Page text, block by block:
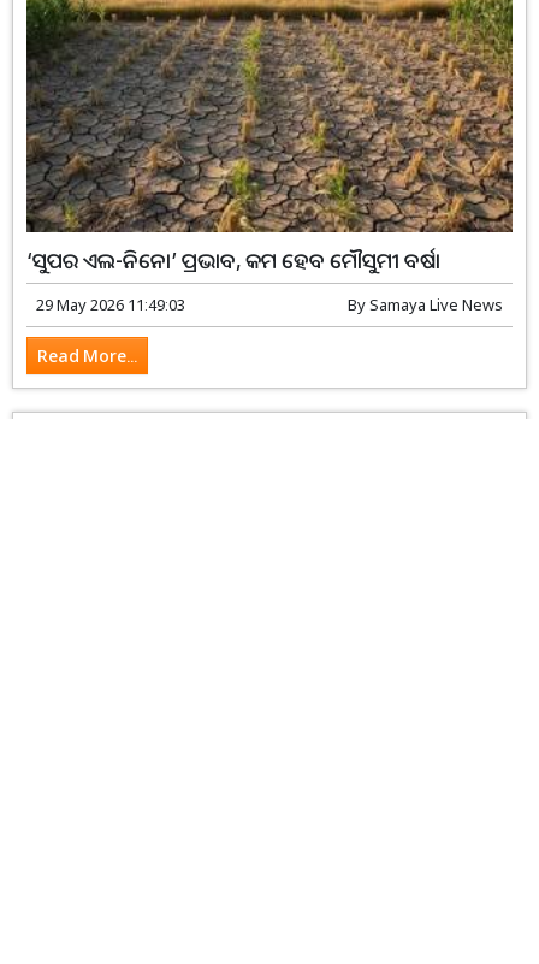
‘ସୁପର ଏଲ-ନିନୋ’ ପ୍ରଭାବ, କମ ହେବ ମୌସୁମୀ ବର୍ଷା
29 May 2026 11:49:03 BySamaya Live News
Read More...